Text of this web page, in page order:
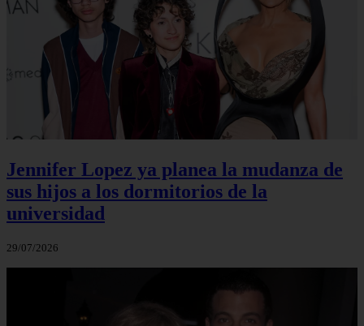
Jennifer Lopez ya planea la mudanza de
sus hijos a los dormitorios de la
universidad
29/07/2026